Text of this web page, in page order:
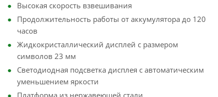
Высокая скорость взвешивания
Продолжительность работы от аккумулятора до 120
часов
Жидкокристаллический дисплей с размером
символов 23 мм
Светодиодная подсветка дисплея с автоматическим
уменьшением яркости
Платформа из нержавеющей стали